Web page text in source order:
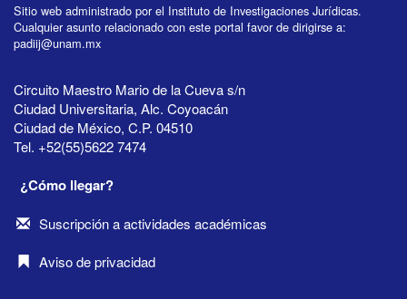
Sitio web administrado por el Instituto de Investigaciones Jurídicas.
Cualquier asunto relacionado con este portal favor de dirigirse a:
padiij@unam.mx
Circuito Maestro Mario de la Cueva s/n
Ciudad Universitaria, Alc. Coyoacán
Ciudad de México, C.P. 04510
Tel. +52(55)5622 7474
¿Cómo llegar?
Suscripción a actividades académicas
Aviso de privacidad